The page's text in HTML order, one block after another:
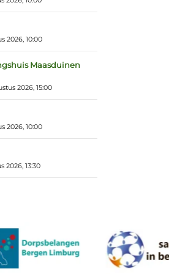
2026, 10:00
Maasduinen
2026, 15:00
2026, 10:00
2026, 13:30